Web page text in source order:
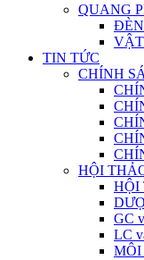
QUANG
TIN TỨC
CHÍNH
HỘI
HỘI
GC
LC
MÔI